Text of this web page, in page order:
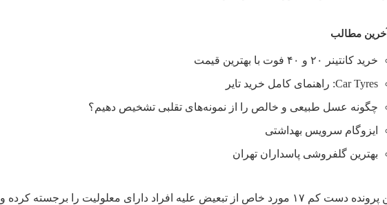
آخرین مطالب
خرید کانتینر ۲۰ و ۴۰ فوت با بهترین قیمت
Car Tyres: راهنمای کامل خرید تایر
چگونه عسل طبیعی و خالص را از نمونه‌های تقلبی تشخیص دهیم؟
ایزوگام سرویس بهداشتی
بهترین گلفروشی پاسداران تهران
این پرونده دست کم ۱۷ مورد خاص از تبعیض علیه افراد دارای معلولیت را برجسته کرده و